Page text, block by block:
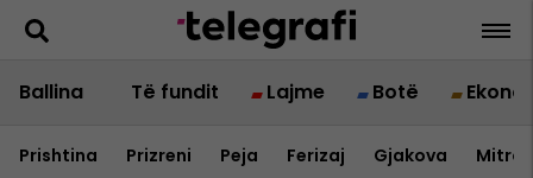
Ballina Të fundit Lajme Botë
Prishtina Prizreni Peja Ferizaj Gjakova